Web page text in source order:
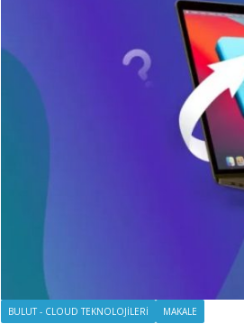
BULUT - CLOUD TEKNOLOJILERI MAKALE